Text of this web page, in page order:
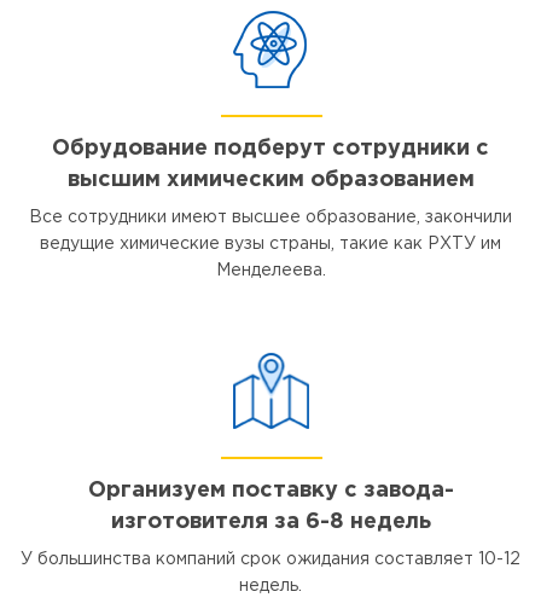
Обрудование подберут сотрудники с
высшим химическим образованием
Все сотрудники имеют высшее образование, закончили
ведущие химические вузы страны, такие как РХТУ им
Менделеева.
Организуем поставку с завода-
изготовителя за 6-8 недель
У большинства компаний срок ожидания составляет 10-12
недель.